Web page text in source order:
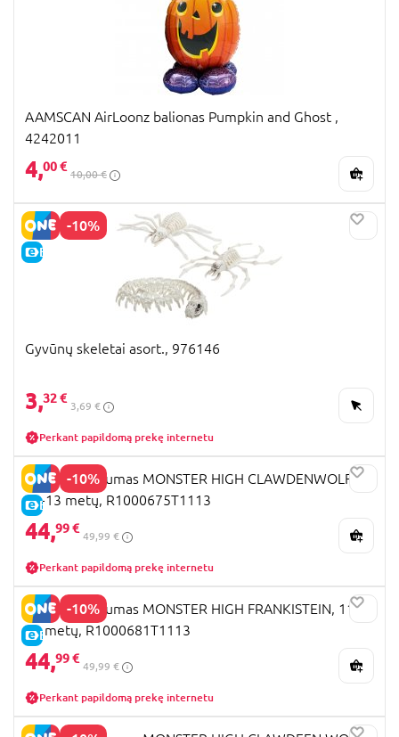
AAMSCAN AirLoonz balionas Pumpkin and Ghost ,
4242011
4,00 €
10,00 €
-10%
E-KAINA
Gyvūnų skeletai asort., 976146
3,32 €
3,69 €
Perkant papildomą prekę internetu
-10%
E-KAINA
RUBIES kostiumas MONSTER HIGH CLAWDENWOLF,
11-13 metų, R1000675T1113
44,99 €
49,99 €
Perkant papildomą prekę internetu
-10%
E-KAINA
RUBIES kostiumas MONSTER HIGH FRANKISTEIN, 11-
13 metų, R1000681T1113
44,99 €
49,99 €
Perkant papildomą prekę internetu